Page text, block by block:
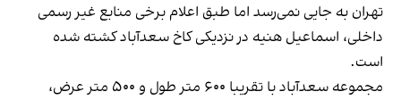
تهران به جایی نمی‌رسد اما طبق اعلام برخی منابع غیر رسمی
داخلی، اسماعیل هنیه در نزدیکی کاخ سعدآباد کشته شده
است.
مجموعه سعدآباد با تقریبا ۶۰۰ متر طول و ۵۰۰ متر عرض،